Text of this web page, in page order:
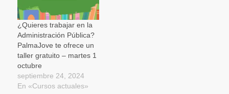
¿Quieres trabajar en la
Administración Pública?
PalmaJove te ofrece un
taller gratuito – martes 1
octubre
septiembre 24, 2024
En «Cursos actuales»